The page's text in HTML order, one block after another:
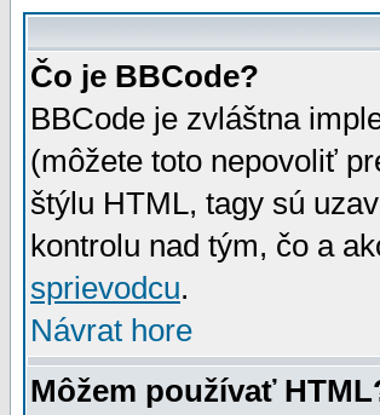
Čo je BBCode?
BBCode je zvláštna
(môžete toto nepovoliť
štýlu HTML, tagy sú
kontrolu nad tým, čo a
sprievodcu.
Návrat hore
Môžem používať